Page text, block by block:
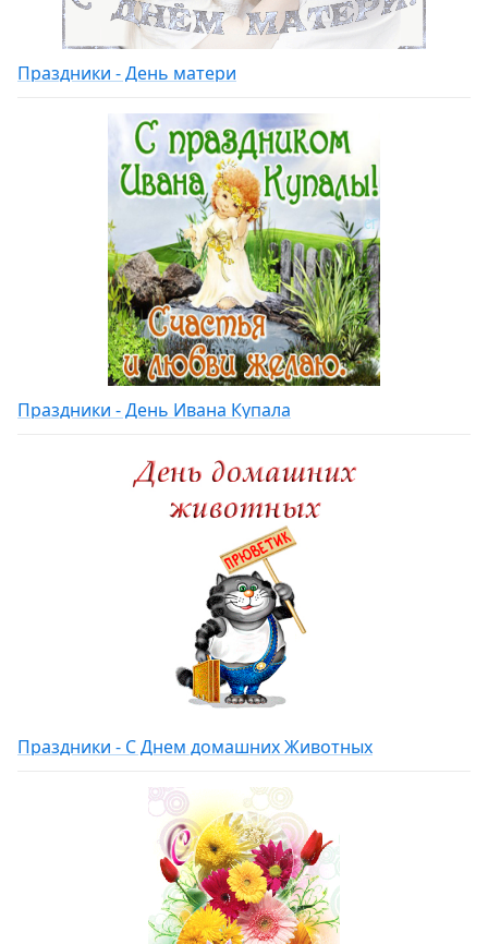
Праздники - День матери
Праздники - День Ивана Купала
Праздники - С Днем домашних Животных